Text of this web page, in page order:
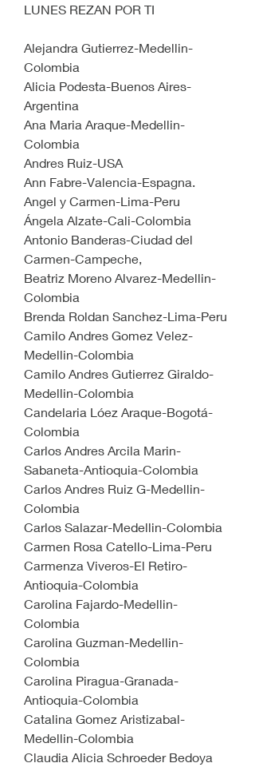
LUNES REZAN POR TI
Alejandra Gutierrez-Medellin-
Colombia
Alicia Podesta-Buenos Aires-
Argentina
Ana Maria Araque-Medellin-
Colombia
Andres Ruiz-USA
Ann Fabre-Valencia-Espagna.
Angel y Carmen-Lima-Peru
Ángela Alzate-Cali-Colombia
Antonio Banderas-Ciudad del
Carmen-Campeche,
Beatriz Moreno Alvarez-Medellin-
Colombia
Brenda Roldan Sanchez-Lima-Peru
Camilo Andres Gomez Velez-
Medellin-Colombia
Camilo Andres Gutierrez Giraldo-
Medellin-Colombia
Candelaria Lóez Araque-Bogotá-
Colombia
Carlos Andres Arcila Marin-
Sabaneta-Antioquia-Colombia
Carlos Andres Ruiz G-Medellin-
Colombia
Carlos Salazar-Medellin-Colombia
Carmen Rosa Catello-Lima-Peru
Carmenza Viveros-El Retiro-
Antioquia-Colombia
Carolina Fajardo-Medellin-
Colombia
Carolina Guzman-Medellin-
Colombia
Carolina Piragua-Granada-
Antioquia-Colombia
Catalina Gomez Aristizabal-
Medellin-Colombia
Claudia Alicia Schroeder Bedoya